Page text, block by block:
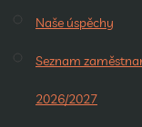
Naše úspěchy
Seznam
2026/2027